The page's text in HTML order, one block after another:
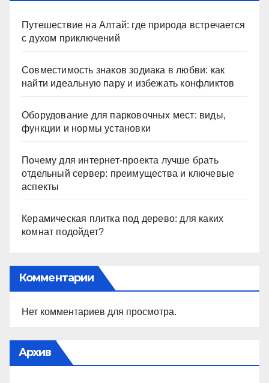
Путешествие на Алтай: где природа встречается
с духом приключений
Совместимость знаков зодиака в любви: как
найти идеальную пару и избежать конфликтов
Оборудование для парковочных мест: виды,
функции и нормы установки
Почему для интернет-проекта лучше брать
отдельный сервер: преимущества и ключевые
аспекты
Керамическая плитка под дерево: для каких
комнат подойдет?
Комментарии
Нет комментариев для просмотра.
Архив